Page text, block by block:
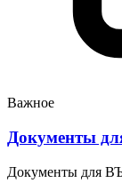
Важное
Документы
Документы для